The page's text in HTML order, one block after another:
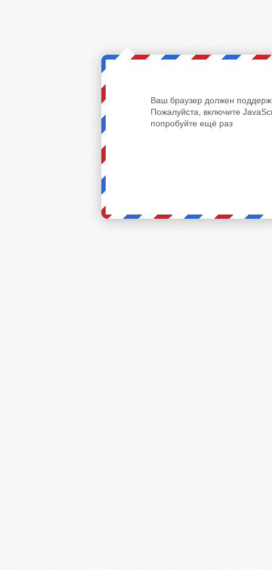
Ваш браузер должен
Пожалуйста, включите
попробуйте ещё раз